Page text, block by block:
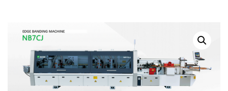
สินค้าที่สนใจ :
หมวดสินค้าที่สนใจ :